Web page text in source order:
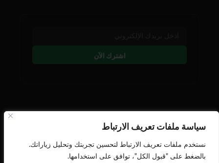
سياسة ملفات تعريف الارتباط
نستخدم ملفات تعريف الارتباط لتحسين تجربتك وتحليل زياراتك.
بالضغط على "قبول الكل"، توافق على استخدامها.
اشترك الآن